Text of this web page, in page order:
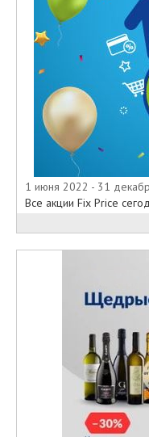
1 июня 2022 - 31
Все акции Fix Price